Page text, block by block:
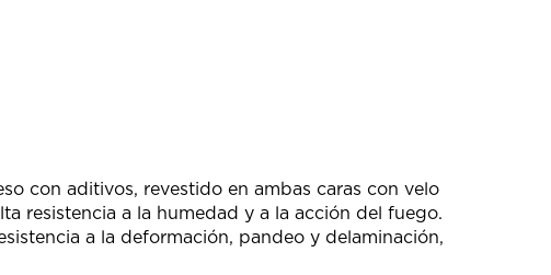
con aditivos, revestido en ambas caras con velo
resistencia a la humedad y a la acción del fuego.
a la deformación, pandeo y delaminación,